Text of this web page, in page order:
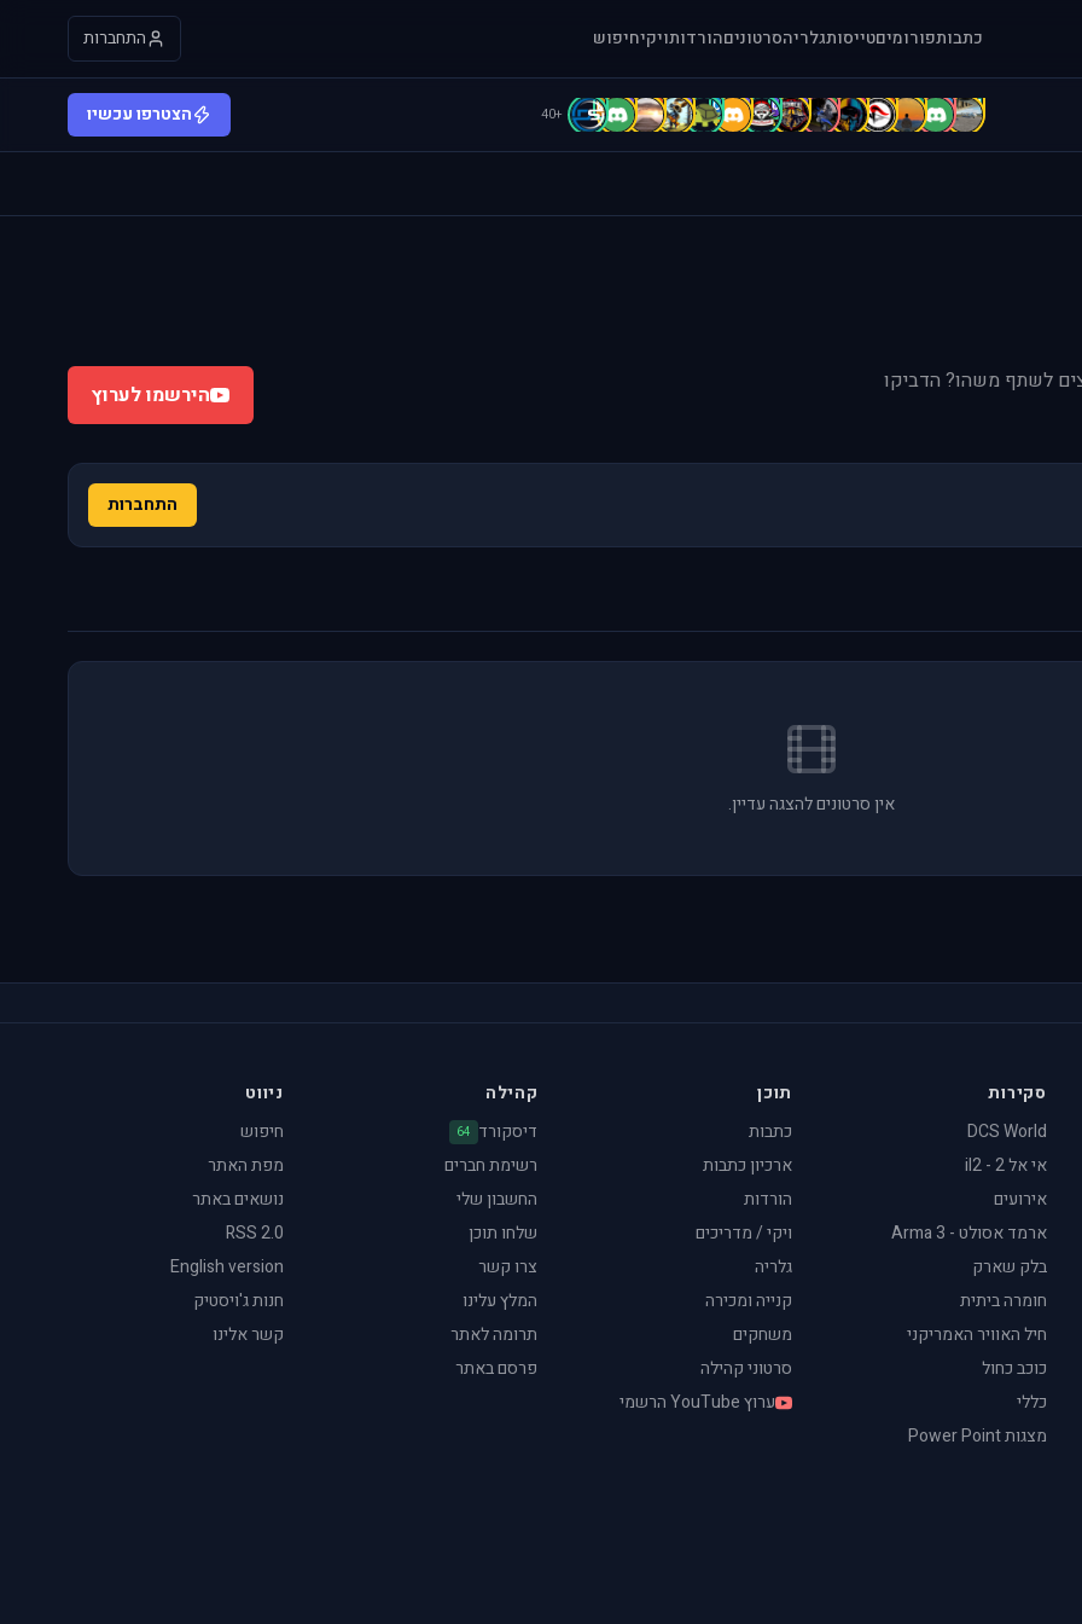
כתבותפורומיםטייסותגלריהסרטוניםהורדותויקיחיפוש התחברות
[
a
A
A
A
A
b
b
B
C
C
D
D
D
+40 הצטרפו עכשיו
לשתף משהו? הדביקו
הירשמו לערוץ
התחברות
אין סרטונים להצגה עדיין.
סקירות
DCS World
אי אל 2 - il2
אירועים
ארמד אסולט - Arma 3
בלק שארק
חומרה ביתית
חיל האוויר האמריקני
כוכב כחול
כללי
מצגות Power Point
תוכן
כתבות
ארכיון כתבות
הורדות
ויקי / מדריכים
גלריה
קנייה ומכירה
משחקים
סרטוני קהילה
ערוץ YouTube הרשמי
קהילה
דיסקורד 64
רשימת חברים
החשבון שלי
שלחו תוכן
צרו קשר
המלץ עלינו
תרומה לאתר
פרסם באתר
ניווט
חיפוש
מפת האתר
נושאים באתר
RSS 2.0
English version
חנות ג'ויסטיק
קשר אלינו